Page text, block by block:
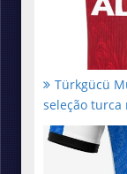
Türkgücü
seleção turca